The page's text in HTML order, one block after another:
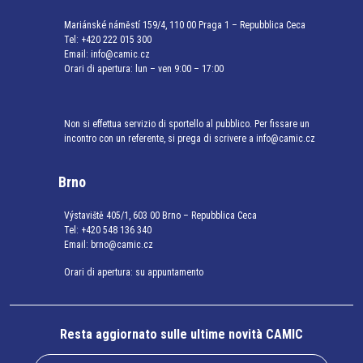
Mariánské náměstí 159/4, 110 00 Praga 1 – Repubblica Ceca
Tel: +420 222 015 300
Email: info@camic.cz
Orari di apertura: lun – ven 9:00 – 17:00
Non si effettua servizio di sportello al pubblico. Per fissare un
incontro con un referente, si prega di scrivere a info@camic.cz
Brno
Výstaviště 405/1, 603 00 Brno – Repubblica Ceca
Tel: +420 548 136 340
Email: brno@camic.cz
Orari di apertura: su appuntamento
Resta aggiornato sulle ultime novità CAMIC